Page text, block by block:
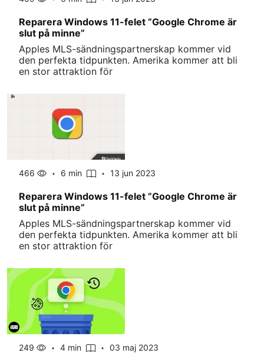
Reparera Windows 11-felet ”Google Chrome är
slut på minne”
Apples MLS-sändningspartnerskap kommer vid
den perfekta tidpunkten. Amerika kommer att bli
en stor attraktion för
466 6 min 13 jun 2023
Reparera Windows 11-felet ”Google Chrome är
slut på minne”
Apples MLS-sändningspartnerskap kommer vid
den perfekta tidpunkten. Amerika kommer att bli
en stor attraktion för
249 4 min 03 maj 2023